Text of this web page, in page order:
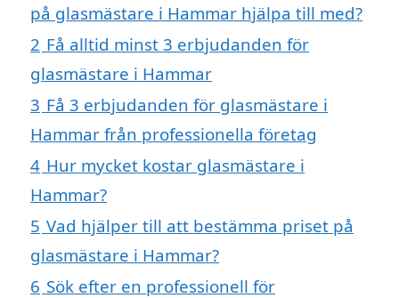
på glasmästare i Hammar hjälpa till med?
2 Få alltid minst 3 erbjudanden för
glasmästare i Hammar
3 Få 3 erbjudanden för glasmästare i
Hammar från professionella företag
4 Hur mycket kostar glasmästare i
Hammar?
5 Vad hjälper till att bestämma priset på
glasmästare i Hammar?
6 Sök efter en professionell för